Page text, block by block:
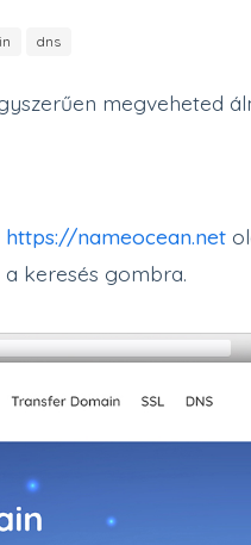
dns
megveheted
https://nameocean.net
keresés gombra.